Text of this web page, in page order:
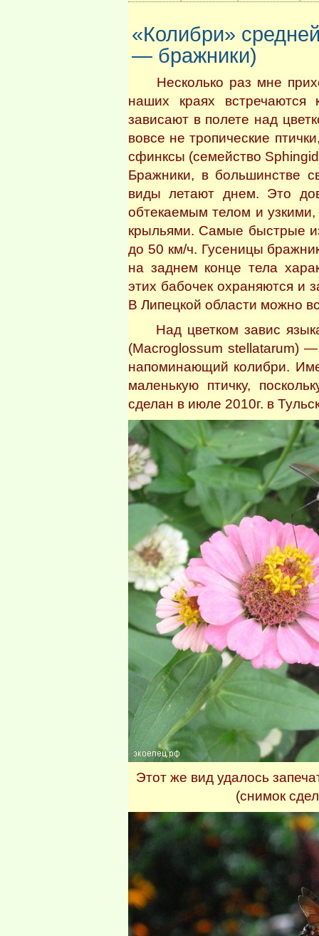
«Колибри»
— бражники)
Несколько раз мне
наших краях
зависают в полете над
вовсе не тропические
сфинксы (семейство
Бражники, в большинстве
виды летают днем. Это
обтекаемым телом и узкими,
крыльями. Самые быстрые
до 50 км/ч. Гусеницы
на заднем конце тела
этих бабочек охраняются и
В Липецкой области можно
Над цветком завис
(Macroglossum stellatarum)
напоминающий колибри.
маленькую птичку,
сделан в июле 2010г. в
Этот же вид удалось
(снимок